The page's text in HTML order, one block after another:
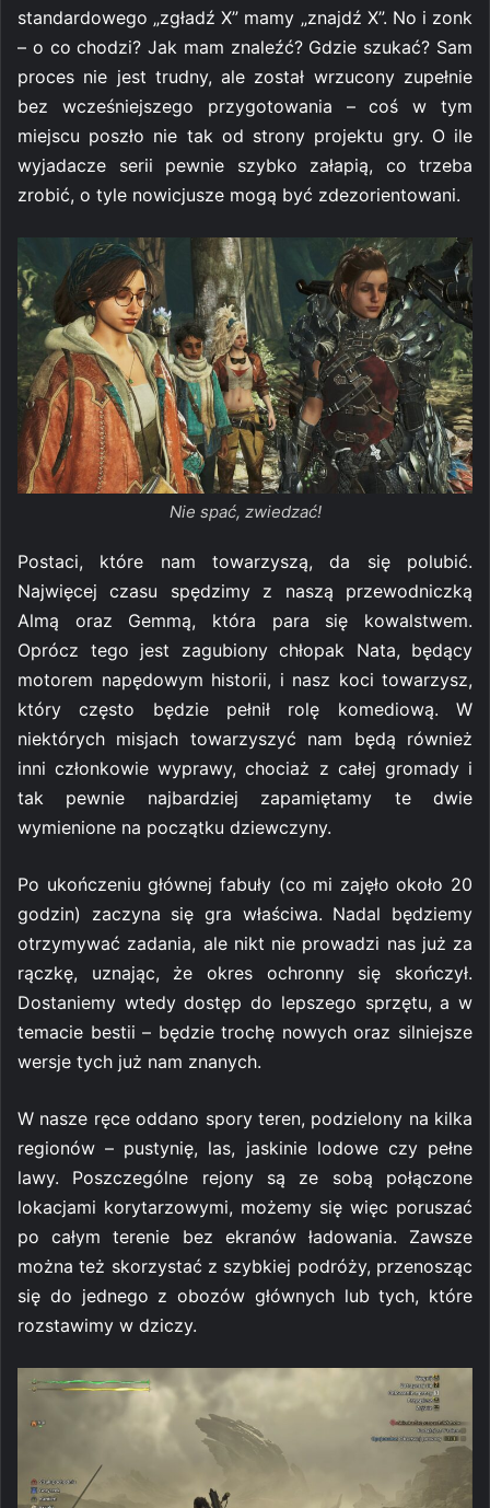
standardowego „zgładź X” mamy „znajdź X”. No i zonk
– o co chodzi? Jak mam znaleźć? Gdzie szukać? Sam
proces nie jest trudny, ale został wrzucony zupełnie
bez wcześniejszego przygotowania – coś w tym
miejscu poszło nie tak od strony projektu gry. O ile
wyjadacze serii pewnie szybko załapią, co trzeba
zrobić, o tyle nowicjusze mogą być zdezorientowani.
Nie spać, zwiedzać!
Postaci, które nam towarzyszą, da się polubić.
Najwięcej czasu spędzimy z naszą przewodniczką
Almą oraz Gemmą, która para się kowalstwem.
Oprócz tego jest zagubiony chłopak Nata, będący
motorem napędowym historii, i nasz koci towarzysz,
który często będzie pełnił rolę komediową. W
niektórych misjach towarzyszyć nam będą również
inni członkowie wyprawy, chociaż z całej gromady i
tak pewnie najbardziej zapamiętamy te dwie
wymienione na początku dziewczyny.
Po ukończeniu głównej fabuły (co mi zajęło około 20
godzin) zaczyna się gra właściwa. Nadal będziemy
otrzymywać zadania, ale nikt nie prowadzi nas już za
rączkę, uznając, że okres ochronny się skończył.
Dostaniemy wtedy dostęp do lepszego sprzętu, a w
temacie bestii – będzie trochę nowych oraz silniejsze
wersje tych już nam znanych.
W nasze ręce oddano spory teren, podzielony na kilka
regionów – pustynię, las, jaskinie lodowe czy pełne
lawy. Poszczególne rejony są ze sobą połączone
lokacjami korytarzowymi, możemy się więc poruszać
po całym terenie bez ekranów ładowania. Zawsze
można też skorzystać z szybkiej podróży, przenosząc
się do jednego z obozów głównych lub tych, które
rozstawimy w dziczy.